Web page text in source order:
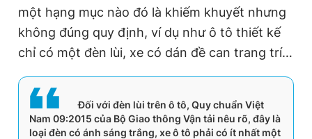
một hạng mục nào đó là khiếm khuyết nhưng
không đúng quy định, ví dụ như ô tô thiết kế
chỉ có một đèn lùi, xe có dán đề can trang trí…
Đối với đèn lùi trên ô tô, Quy chuẩn Việt
Nam 09:2015 của Bộ Giao thông Vận tải nêu rõ, đây là
loại đèn có ánh sáng trắng, xe ô tô phải có ít nhất một